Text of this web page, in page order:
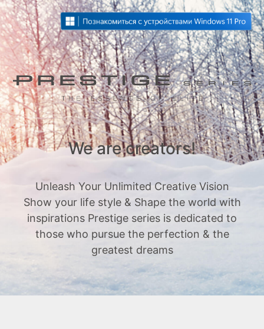
We are creators!
Unleash Your Unlimited Creative Vision
Show your life style & Shape the world with
inspirations Prestige series is dedicated to
those who pursue the perfection & the
greatest dreams